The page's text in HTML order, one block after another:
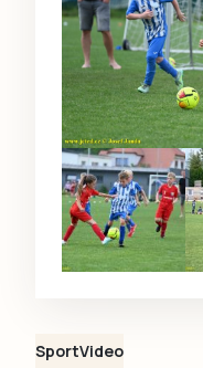
SportVideo